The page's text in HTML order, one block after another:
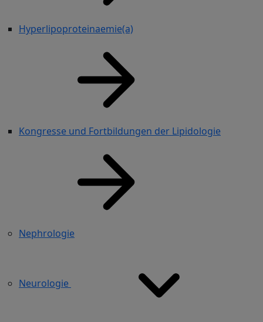
Hyperlipoproteinaemie(a)
Kongresse und Fortbildungen der Lipidologie
Nephrologie
Neurologie